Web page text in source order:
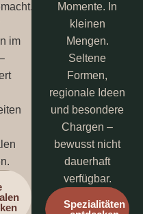
im
Momente. In
kleinen
Mengen.
Seltene
Formen,
regionale Ideen
und besondere
Chargen –
bewusst nicht
dauerhaft
verfügbar.
Spezialitäten